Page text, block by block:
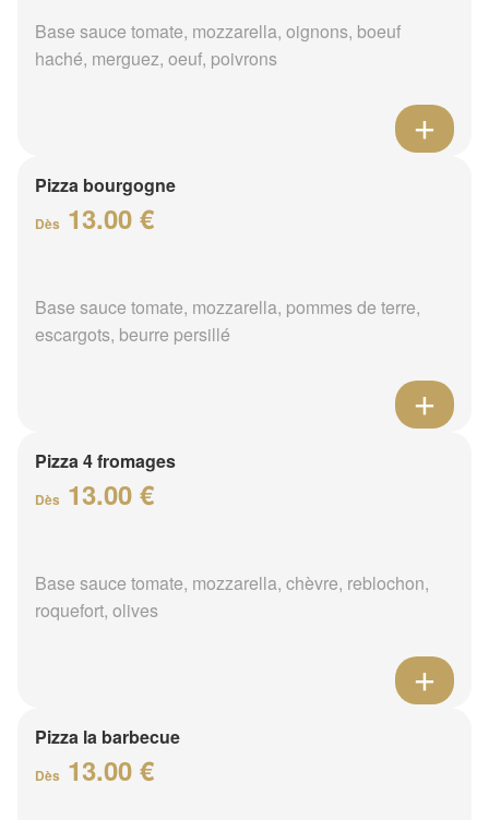
Base sauce tomate, mozzarella, oignons, boeuf
haché, merguez, oeuf, poivrons
Pizza bourgogne
Dès 13.00 €
Base sauce tomate, mozzarella, pommes de terre,
escargots, beurre persillé
Pizza 4 fromages
Dès 13.00 €
Base sauce tomate, mozzarella, chèvre, reblochon,
roquefort, olives
Pizza la barbecue
Dès 13.00 €